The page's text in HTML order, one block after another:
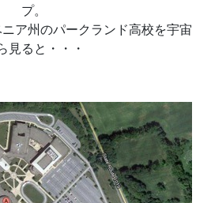
プ。
ア州のパークランド高校を宇宙
見ると・・・